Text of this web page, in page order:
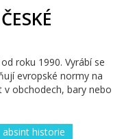
roku 1990. Vyrábí se
evropské normy na
obchodech, bary nebo
absint historie